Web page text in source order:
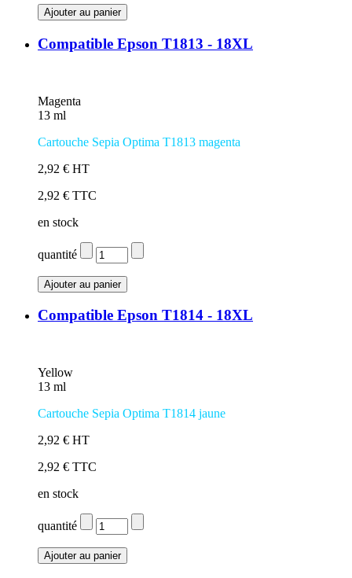
Compatible Epson T1813 - 18XL
Magenta
13 ml
Cartouche Sepia Optima T1813 magenta
2,92 € HT
2,92 € TTC
en stock
quantité
Compatible Epson T1814 - 18XL
Yellow
13 ml
Cartouche Sepia Optima T1814 jaune
2,92 € HT
2,92 € TTC
en stock
quantité